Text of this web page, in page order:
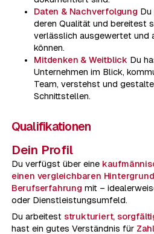
Daten & Nachverfolgung
deren Qualität und bereitest
verlässlich ausgewertet und
können.
Mitdenken & Weitblick Du
Unternehmen im Blick,
Team, verstehst und
Schnittstellen.
Qualifikationen
Dein Profil
Du verfügst über eine
einen vergleichbaren Hintergrund
Berufserfahrung mit –
oder Dienstleistungsumfeld.
Du arbeitest strukturiert,
hast ein gutes Verständnis für